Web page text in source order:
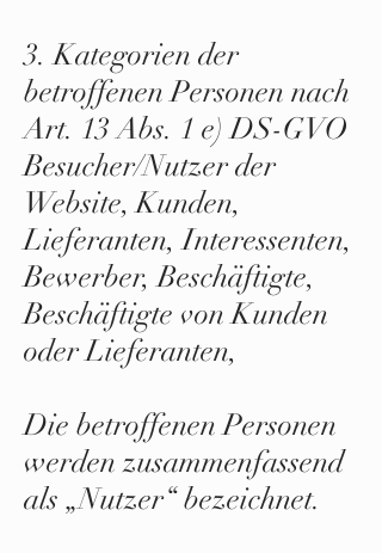
3. Kategorien der
betroffenen Personen nach
Art. 13 Abs. 1 e) DS-GVO
Besucher/Nutzer der
Website, Kunden,
Lieferanten, Interessenten,
Bewerber, Beschäftigte,
Beschäftigte von Kunden
oder Lieferanten,
Die betroffenen Personen
werden zusammenfassend
als „Nutzer“ bezeichnet.